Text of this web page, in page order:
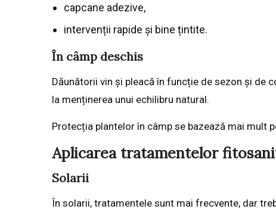
capcane adezive,
intervenții rapide și bine țintite.
În câmp deschis
Dăunătorii vin și pleacă în funcție de sezon și de
la menținerea unui echilibru natural.
Protecția plantelor în câmp se bazează mai mult
Aplicarea tratamentelor
Solarii
În solarii, tratamentele sunt mai frecvente, dar